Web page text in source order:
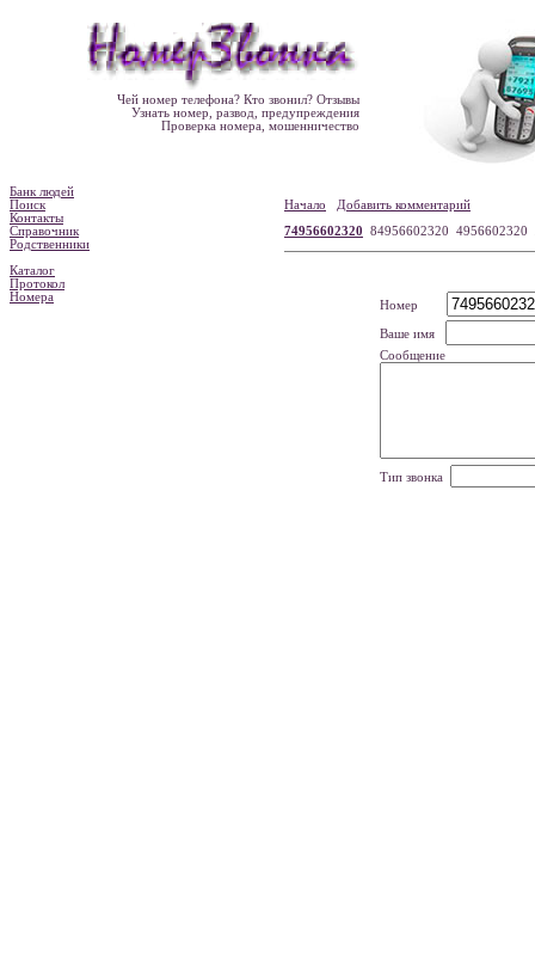
Чей номер телефона? Кто звонил? Отзывы
Узнать номер, развод, предупреждения
Проверка номера, мошенничество
Банк людей
Поиск
Контакты
Справочник
Родственники
Каталог
Протокол
Номера
Начало
Добавить комментарий
74956602320 84956602320 4956602320
Номер
Ваше имя
Сообщение
Тип звонка